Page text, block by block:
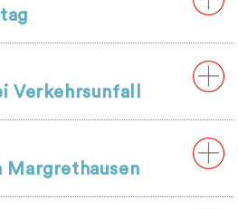
Verkehrsunfall
Margrethausen